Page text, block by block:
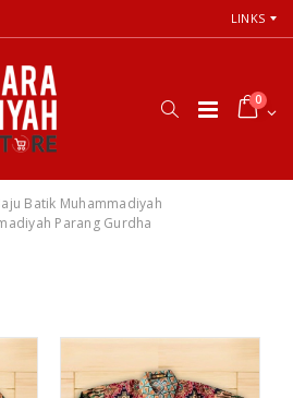
LINKS
0
Batik Muhammadiyah
Parang Gurdha